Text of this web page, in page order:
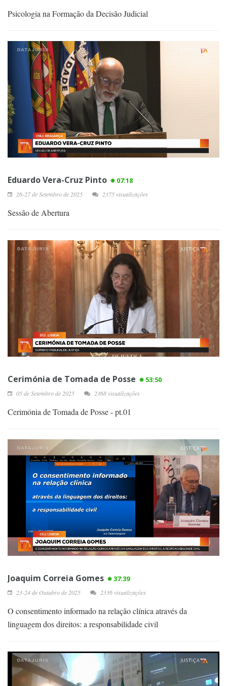
Psicologia na Formação da Decisão Judicial
Eduardo Vera-Cruz Pinto 07:18
26-27 de Setembro de 2025 2375 visualizações
Sessão de Abertura
Cerimónia de Tomada de Posse 53:50
05 de Setembro de 2025 2368 visualizações
Cerimónia de Tomada de Posse - pt.01
Joaquim Correia Gomes 37:39
23-24 de Outubro de 2025 2336 visualizações
O consentimento informado na relação clínica através da
linguagem dos direitos: a responsabilidade civil